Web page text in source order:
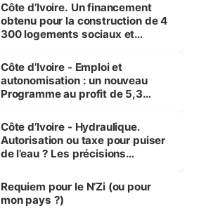
Côte d’Ivoire. Un financement
obtenu pour la construction de 4
300 logements sociaux et
et Yamoussoukro
Côte d’Ivoire - Emploi et
autonomisation : un nouveau
Programme au profit de 5,3
Côte d’Ivoire - Hydraulique.
Autorisation ou taxe pour puiser
de l’eau ? Les précisions
Requiem pour le N’Zi (ou pour
mon pays ?)